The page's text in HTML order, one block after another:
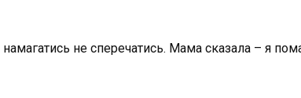
намагатись не сперечатись. Мама сказала – я